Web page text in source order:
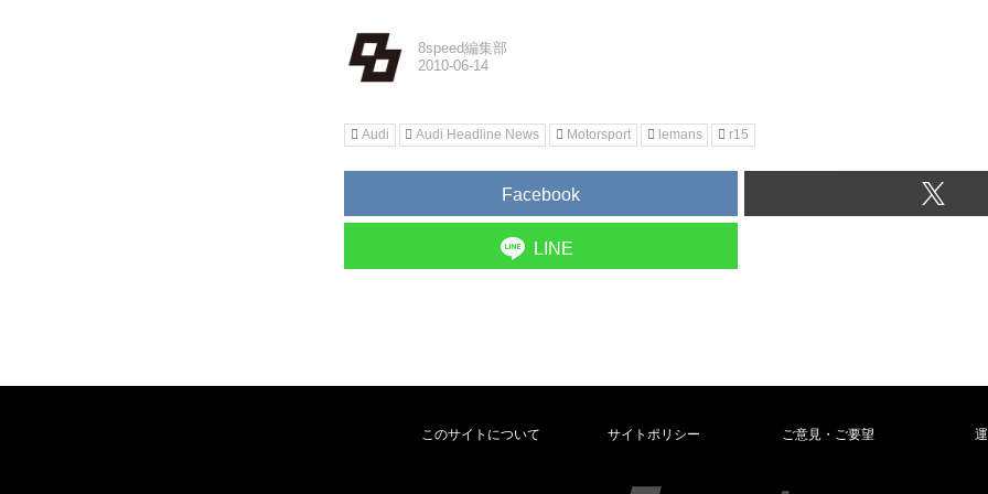
8speed編集部
Audi Audi Headline News Motorsport lemans r15
Facebook
LINE
このサイトについて サイトポリシー ご意見・ご要望